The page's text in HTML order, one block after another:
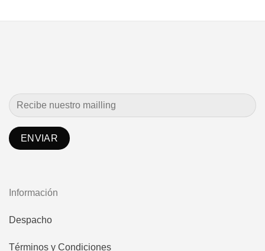
Información
Despacho
Términos y Condiciones